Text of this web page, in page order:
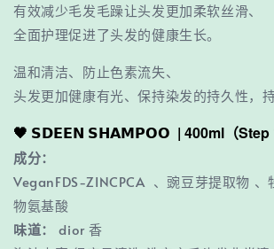
有效减少毛发毛躁让头发更加柔软丝滑、
全面护理促进了头发的健康生长。
温和清洁、防止色素流失、
头发更加健康有光、保持染发的持久性，
🖤 𝗦𝗗𝗘𝗘𝗡 𝗦𝗛𝗔𝗠𝗣𝗢𝗢 | 400ml（Step 1
成分：
VeganFDS-ZINCPCA 、豌豆芽提取物 、
物氨基酸
味道：
dior 香